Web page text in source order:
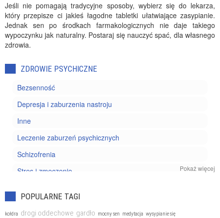
Jeśli nie pomagają tradycyjne sposoby, wybierz się do lekarza,
który przepisze ci jakieś łagodne tabletki ułatwiające zasypianie.
Jednak sen po środkach farmakologicznych nie daje takiego
wypoczynku jak naturalny. Postaraj się nauczyć spać, dla własnego
zdrowia.
ZDROWIE PSYCHICZNE
Bezsenność
Depresja i zaburzenia nastroju
Inne
Leczenie zaburzeń psychicznych
Schizofrenia
Stres i zmęczenie
Pokaż więcej
POPULARNE TAGI
kołdra drogi oddechowe gardło mocny sen medytacja wysypianie się